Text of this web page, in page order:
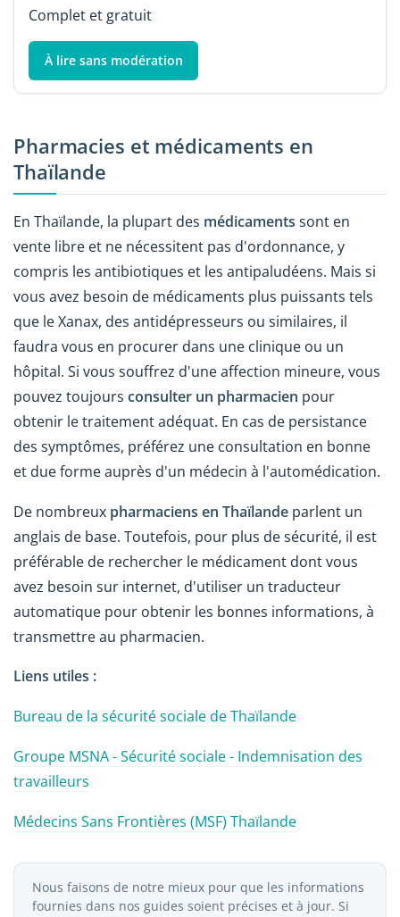
Complet et gratuit
À lire sans modération
Pharmacies et médicaments en
Thaïlande
En Thaïlande, la plupart des médicaments sont en
vente libre et ne nécessitent pas d'ordonnance, y
compris les antibiotiques et les antipaludéens. Mais si
vous avez besoin de médicaments plus puissants tels
que le Xanax, des antidépresseurs ou similaires, il
faudra vous en procurer dans une clinique ou un
hôpital. Si vous souffrez d'une affection mineure, vous
pouvez toujours consulter un pharmacien pour
obtenir le traitement adéquat. En cas de persistance
des symptômes, préférez une consultation en bonne
et due forme auprès d'un médecin à l'automédication.
De nombreux pharmaciens en Thaïlande parlent un
anglais de base. Toutefois, pour plus de sécurité, il est
préférable de rechercher le médicament dont vous
avez besoin sur internet, d'utiliser un traducteur
automatique pour obtenir les bonnes informations, à
transmettre au pharmacien.
Liens utiles :
Bureau de la sécurité sociale de Thaïlande
Groupe MSNA - Sécurité sociale - Indemnisation des
travailleurs
Médecins Sans Frontières (MSF) Thaïlande
Nous faisons de notre mieux pour que les informations
fournies dans nos guides soient précises et à jour. Si